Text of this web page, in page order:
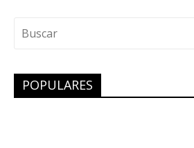
POPULARES